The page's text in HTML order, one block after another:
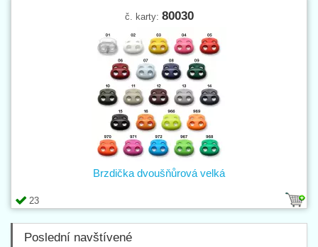
č. karty: 80030
23
Brzdička dvoušňůrová velká
Poslední navštívené